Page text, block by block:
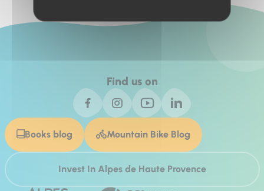
Find us on
Books blog Mountain Bike Blog
Invest In Alpes de Haute Provence